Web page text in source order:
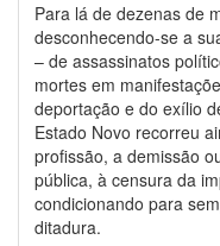
Para lá de dezenas de
desconhecendo-se a
– de assassinatos
mortes em
deportação e do exílio
Estado Novo recorreu
profissão, a demissão
pública, à censura da
condicionando para
ditadura.